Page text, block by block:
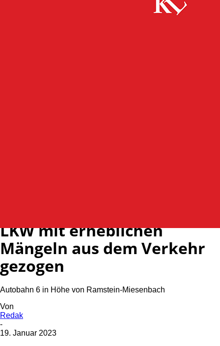
LKW mit erheblichen
Mängeln aus dem Verkehr
gezogen
Autobahn 6 in Höhe von Ramstein-Miesenbach
Von
Redak
-
19. Januar 2023